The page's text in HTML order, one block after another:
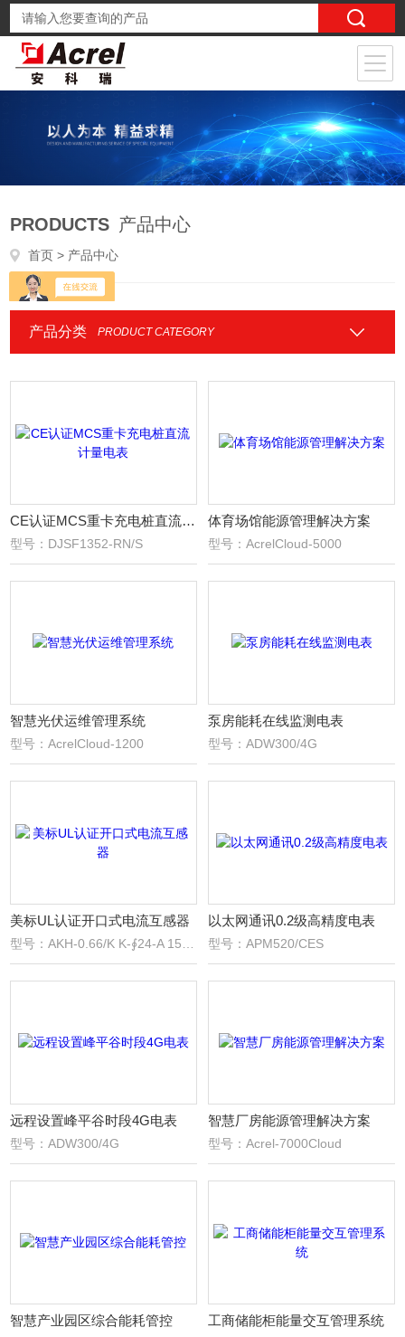
PRODUCTS 产品中心
首页 > 产品中心
产品分类 PRODUCT CATEGORY
CE认证MCS重卡充电桩直流计量电表
型号：DJSF1352-RN/S
体育场馆能源管理解决方案
型号：AcrelCloud-5000
智慧光伏运维管理系统
型号：AcrelCloud-1200
泵房能耗在线监测电表
型号：ADW300/4G
美标UL认证开口式电流互感器 以太网通讯0.2级高精度电表
型号：APM520/CES
远程设置峰平谷时段4G电表
型号：ADW300/4G
智慧厂房能源管理解决方案
型号：Acrel-7000Cloud
智慧产业园区综合能耗管控 工商储能柜能量交互管理系统